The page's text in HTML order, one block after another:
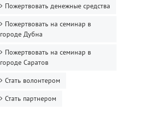
Пожертвовать денежные средства
Пожертвовать на семинар в
городе Дубна
Пожертвовать на семинар в
городе Саратов
Стать волонтером
Стать партнером